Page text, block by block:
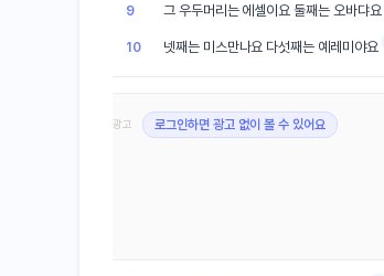
9 그 우두머리는 에셀이요 둘째는 오바댜
10 넷째는 미스만나요 다섯째는 예레미야요
광고 로그인하면 광고 없이 볼 수 있어요